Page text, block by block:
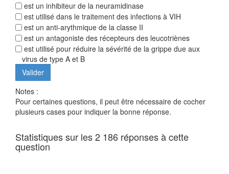
est un inhibiteur de la neuramidinase
est utilisé dans le traitement des infections à VIH
est un anti-arythmique de la classe II
est un antagoniste des récepteurs des leucotriènes
est utilisé pour réduire la sévérité de la grippe due aux
virus de type A et B
Notes :
Pour certaines questions, il peut être nécessaire de cocher
plusieurs cases pour indiquer la bonne réponse.
Statistiques sur les 2 186 réponses à cette
question